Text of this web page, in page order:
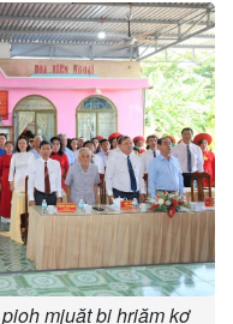
mjuăt bi hriăm kơ